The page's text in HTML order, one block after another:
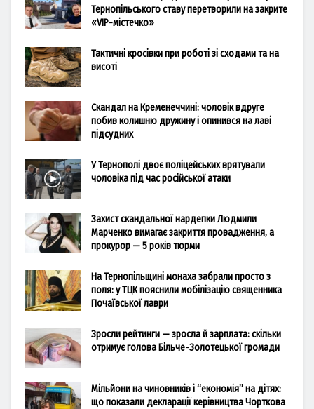
Тернопільського ставу перетворили на закрите
«VIP-містечко»
Тактичні кросівки при роботі зі сходами та на
висоті
Скандал на Кременеччині: чоловік вдруге
побив колишню дружину і опинився на лаві
підсудних
У Тернополі двоє поліцейських врятували
чоловіка під час російської атаки
Захист скандальної нардепки Людмили
Марченко вимагає закриття провадження, а
прокурор — 5 років тюрми
На Тернопільщині монаха забрали просто з
поля: у ТЦК пояснили мобілізацію священника
Почаївської лаври
Зросли рейтинги — зросла й зарплата: скільки
отримує голова Більче-Золотецької громади
Мільйони на чиновників і “економія” на дітях:
що показали декларації керівництва Чорткова